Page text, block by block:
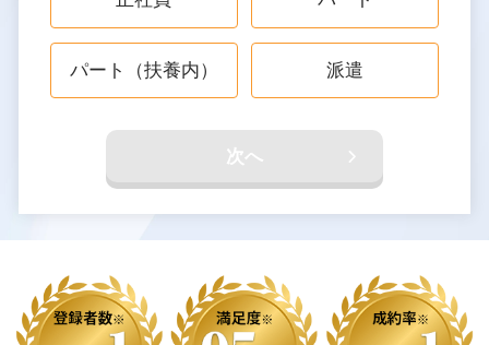
パート（扶養内） 派遣
次へ